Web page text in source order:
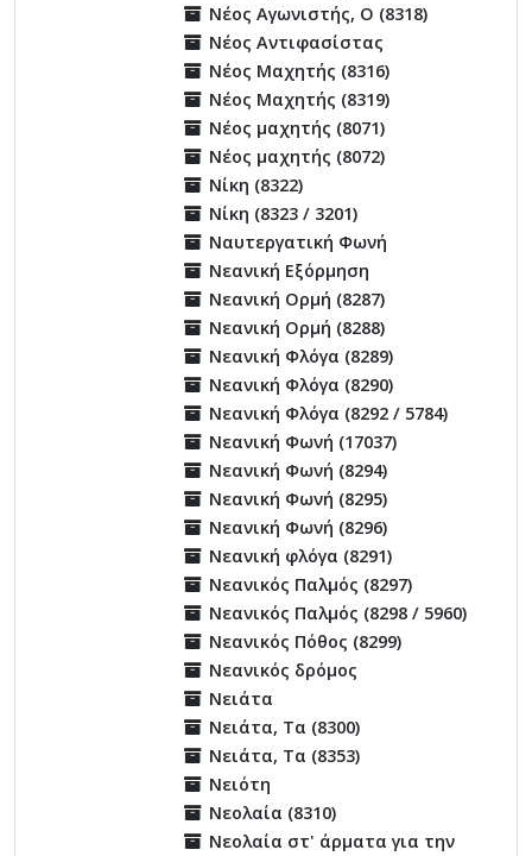
Νέος Αγωνιστής, Ο (8318)
Νέος Αντιφασίστας
Νέος Μαχητής (8316)
Νέος Μαχητής (8319)
Νέος μαχητής (8071)
Νέος μαχητής (8072)
Νίκη (8322)
Νίκη (8323 / 3201)
Ναυτεργατική Φωνή
Νεανική Εξόρμηση
Νεανική Ορμή (8287)
Νεανική Ορμή (8288)
Νεανική Φλόγα (8289)
Νεανική Φλόγα (8290)
Νεανική Φλόγα (8292 / 5784)
Νεανική Φωνή (17037)
Νεανική Φωνή (8294)
Νεανική Φωνή (8295)
Νεανική Φωνή (8296)
Νεανική φλόγα (8291)
Νεανικός Παλμός (8297)
Νεανικός Παλμός (8298 / 5960)
Νεανικός Πόθος (8299)
Νεανικός δρόμος
Νειάτα
Νειάτα, Τα (8300)
Νειάτα, Τα (8353)
Νειότη
Νεολαία (8310)
Νεολαία στ' άρματα για την